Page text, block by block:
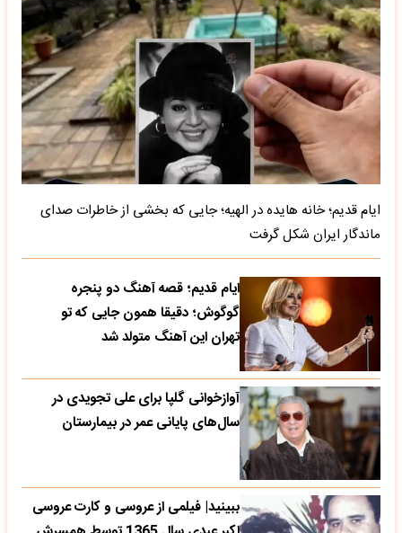
ایام قدیم؛ خانه هایده در الهیه؛ جایی که بخشی از خاطرات صدای
ماندگار ایران شکل گرفت
ایام قدیم؛ قصه آهنگ دو پنجره
گوگوش؛ دقیقا همون جایی که تو
تهران این آهنگ متولد شد
آوازخوانی گلپا برای علی تجویدی در
سال‌های پایانی عمر در بیمارستان
ببینید| فیلمی از عروسی و کارت عروسی